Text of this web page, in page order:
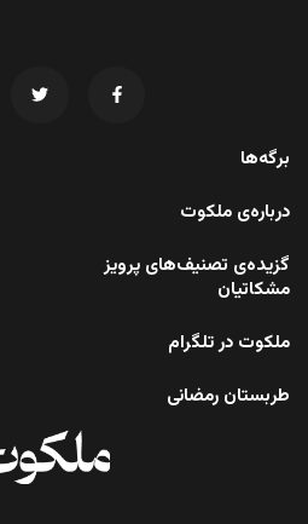
برگه‌ها
درباره‌ی ملکوت
گزیده‌ی تصنیف‌های پرویز
مشکاتیان
ملکوت در تلگرام
طربستان رمضانی